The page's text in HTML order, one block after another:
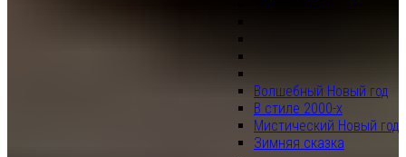
Волшебный Новый год
В стиле 2000-х
Мистический Новый год
Зимняя сказка